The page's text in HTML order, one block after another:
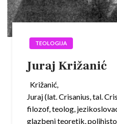
TEOLOGIJA
Juraj Križanić
Križanić,
Juraj (lat. Crisanius, tal.
filozof, teolog,
glazbeni teoretik,